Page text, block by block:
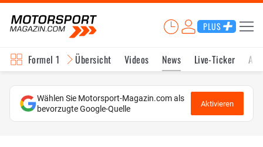
PLUS
Formel 1 Übersicht Videos News Live-Ticker
Wählen Sie Motorsport-Magazin.com als
bevorzugte Google-Quelle
Aktivieren